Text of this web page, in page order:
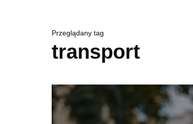
Przeglądany tag
transport